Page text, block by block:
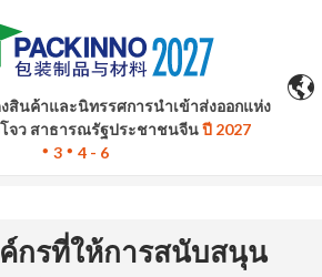
Google Translate มีไว้เพื่อเป็นข้อมูล
ไม่ถูกต้อง โปรดอ้างอิงจากฉบับภาษา
บับหากมีข้อสงสัยใด ๆ
สินค้าและนิทรรศการนำเข้าส่งออกแห่ง
โจว สาธารณรัฐประชาชนจีนปี 2027
3
4 - 6
กรที่ให้การสนับสนุน